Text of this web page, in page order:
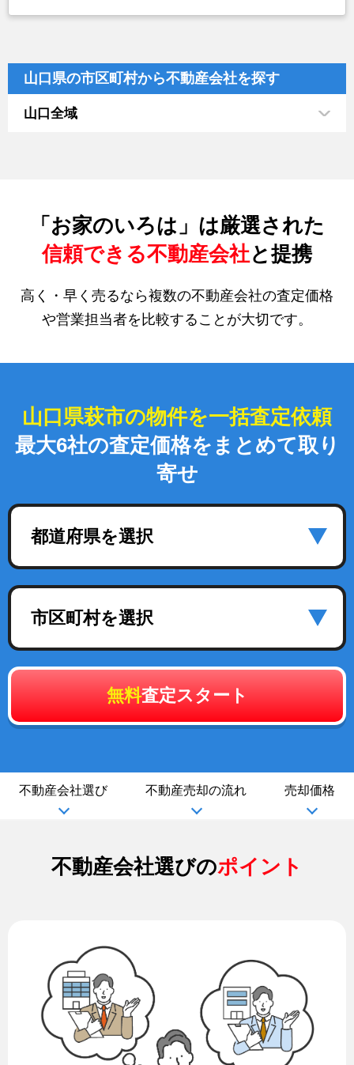
山口県の市区町村から不動産会社を探す
山口全域
「お家のいろは」は厳選された
信頼できる不動産会社と提携
高く・早く売るなら複数の不動産会社の査定価格
や営業担当者を比較することが大切です。
山口県萩市の物件を一括査定依頼
最大6社の査定価格をまとめて取り
寄せ
都道府県を選択
市区町村を選択
無料査定スタート
不動産会社選び 不動産売却の流れ 売却価格
不動産会社選びのポイント